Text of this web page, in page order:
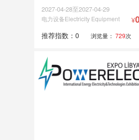
2027-04-28至2027-04-29
电力设备Electricity Equipment ¥
推荐指数：0 浏览量： 729次